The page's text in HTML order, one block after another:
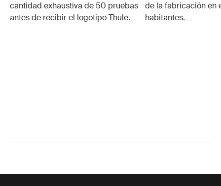
cantidad exhaustiva de 50 pruebas
antes de recibir el logotipo Thule.
de la fabricación en
habitantes.